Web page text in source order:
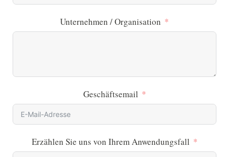
Unternehmen / Organisation
Geschäftsemail
Erzählen Sie uns von Ihrem Anwendungsfall